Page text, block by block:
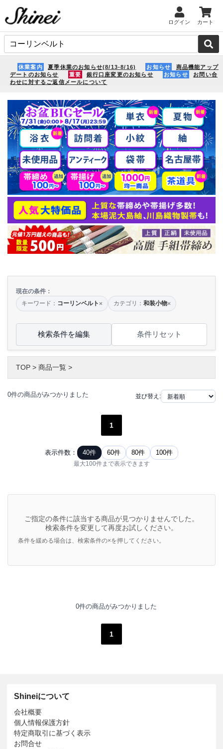
ログイン カート
休業案内 夏季休業のお知らせ(8/13-8/16) お知らせ
商品機能アップ
デートのお知らせ
重要 銀行口座変更のお知らせ お知らせ
お問い合
わせに対するご返信メールについて
現在の条件：
キーワード： コーリンベルト× カテゴリ： 和装小物×
検索条件を編集 条件リセット
TOP > 商品一覧 >
0件の商品がみつかりました 並び替え:
1
表示件数： 40件 60件 80件 100件
最大100件まで表示できます
ご指定の条件に該当する商品が見つかりませんでした。
検索条件を変更して再度お試しください。
条件を緩める場合は、検索条件の×を押してください。
0件の商品がみつかりました
1
Shineiについて
会社概要
個人情報保護方針
特定商取引に基づく表示
お問合せ